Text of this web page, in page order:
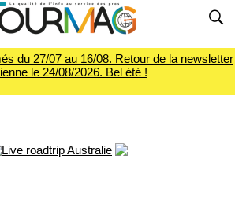
du 27/07 au 16/08. Retour de la newsletter
le 24/08/2026. Bel été !